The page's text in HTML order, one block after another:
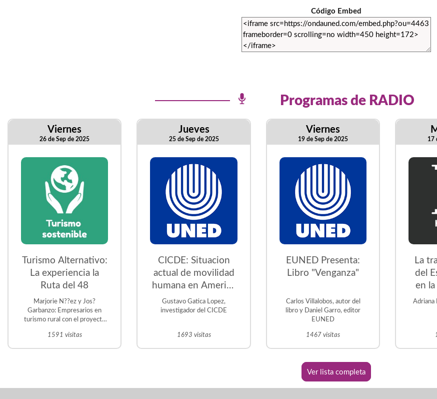
Código Embed
Programas de RADIO
Viernes
26 de Sep de 2025
Turismo Alternativo:
La experiencia la
Ruta del 48
Marjorie N??ez y Jos?
Garbanzo: Empresarios en
turismo rural con el proyecto
Violeta. Frailes de
Desamparados Martin Vargas
1591 visitas
Jueves
25 de Sep de 2025
CICDE: Situacion
actual de movilidad
humana en America
Latina. Desafios
prioritarios para la
Gustavo Gatica Lopez,
investigador del CICDE
1693 visitas
Viernes
19 de Sep de 2025
EUNED Presenta:
Libro "Venganza"
Carlos Villalobos, autor del
libro y Daniel Garro, editor
EUNED
1467 visitas
17
La
del
en
Adriana
Ver lista completa